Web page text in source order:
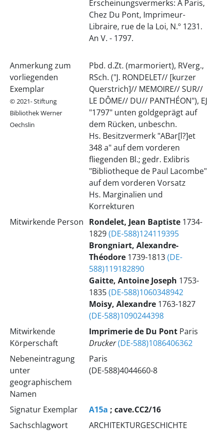
Erscheinungsvermerks: A Paris,
Chez Du Pont, Imprimeur-
Libraire, rue de la Loi, N.º 1231.
An V. - 1797.
Anmerkung zum
vorliegenden
Exemplar
© 2021- Stiftung
Bibliothek Werner
Oechslin
Pbd. d.Zt. (marmoriert), RVerg.,
RSch. ("J. RONDELET// [kurzer
Querstrich]// MEMOIRE// SUR//
LE DÔME// DU// PANTHÉON"), EJ
"1797" unten goldgeprägt auf
dem Rücken, unbeschn.
Hs. Besitzvermerk "ABar[l?]et
348 a" auf dem vorderen
fliegenden Bl.; gedr. Exlibris
"Bibliotheque de Paul Lacombe"
auf dem vorderen Vorsatz
Hs. Marginalien und
Korrekturen
Mitwirkende Person Rondelet, Jean Baptiste1734-
1829(DE-588)124119395
Brongniart, Alexandre-
Théodore1739-1813(DE-
588)119182890
Gaitte, Antoine Joseph 1753-
1835(DE-588)1060348942
Moisy, Alexandre1763-1827
(DE-588)1090244398
Mitwirkende
Körperschaft
Imprimerie de Du PontParis
Drucker(DE-588)1086406362
Nebeneintragung
unter
geographischem
Namen
Paris
(DE-588)4044660-8
Signatur Exemplar A15a ; cave.CC2/16
Sachschlagwort
ARCHITEKTURGESCHICHTE